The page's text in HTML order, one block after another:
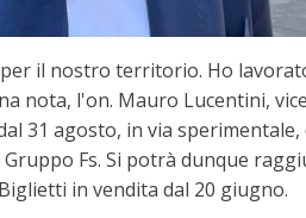
il nostro territorio. Ho
nota, l'on. Mauro Lucentini,
31 agosto, in via sperimentale,
Fs. Si potrà dunque
in vendita dal 20 giugno.